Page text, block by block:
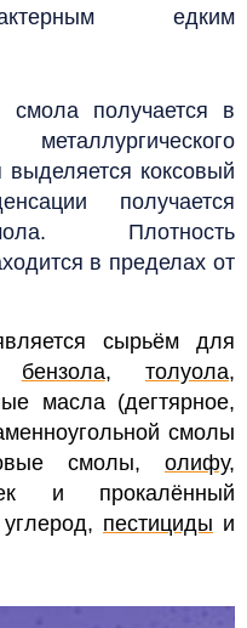
едким
смола получается в
выделяется коксовый
получается
Плотность
в пределах от
сырьём для
бензола,толуола,
масла (дегтярное,
смолы
смолы, олифу,
и прокалённый
пестициды и